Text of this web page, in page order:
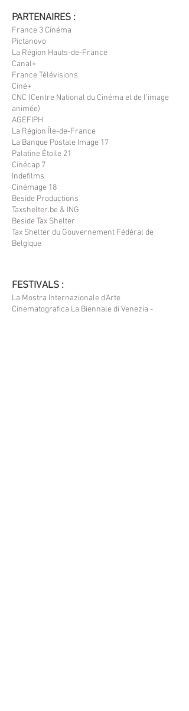
PARTENAIRES :
France 3 Cinéma
Pictanovo
La Région Hauts-de-France
Canal+
France Télévisions
Ciné+
CNC (Centre National du Cinéma et de l’image
animée)
AGEFIPH
La Région Île-de-France
La Banque Postale Image 17
Palatine Étoile 21
Cinécap 7
Indefilms
Cinémage 18
Beside Productions
Taxshelter.be & ING
Beside Tax Shelter
Tax Shelter du Gouvernement Fédéral de
Belgique
FESTIVALS :
La Mostra Internazionale d'Arte
Cinematografica La Biennale di Venezia -